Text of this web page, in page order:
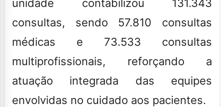
unidade contabilizou 131.343
consultas, sendo 57.810 consultas
médicas e 73.533 consultas
multiprofissionais, reforçando a
atuação integrada das equipes
envolvidas no cuidado aos pacientes.